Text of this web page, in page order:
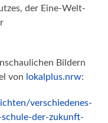
der Eine-Welt-
Bildern
von lokalplus.nrw:
verschiedenes-
der-zukunft-